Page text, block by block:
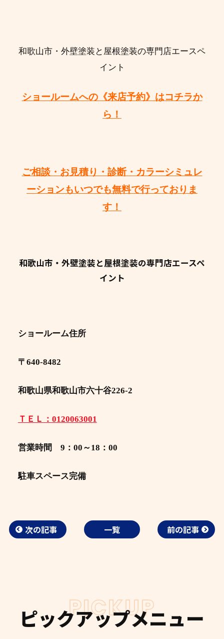
和歌山市・外壁塗装と屋根塗装の専門店エースペ
イント
ショールームへの《来店予約》はコチラか
ら！
ご相談・お見積り・診断・カラーシミュレ
ーションもいつでも無料で行っておりま
す！
和歌山市・外壁塗装と屋根塗装の専門店エースペ
イント
ショールーム住所
〒640-8482
和歌山県和歌山市六十谷226-2
ＴＥＬ：0120063001
営業時間 9：00～18：00
駐車スペース完備
次の記事 一覧 前の記事
PICKUP
ピックアップメニュー